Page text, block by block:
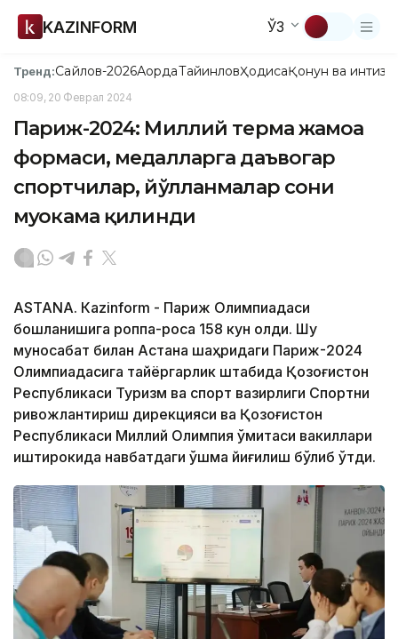
KAZINFORM ЎЗ
Тренд:Сайлов-2026АқордаТайинловҲодисаҚонун ва
08:09, 20 Феврал 2024
Париж-2024: Миллий терма жамоа
формаси, медалларга даъвогар
спортчилар, йўлланмалар сони
муҳокама қилинди
ASTANА. Кazinform - Париж Олимпиадаси
бошланишига роппа-роса 158 кун қолди. Шу
муносабат билан Астана шаҳридаги Париж-2024
Олимпиадасига тайёргарлик штабида Қозоғистон
Республикаси Туризм ва спорт вазирлиги Спортни
ривожлантириш дирекцияси ва Қозоғистон
Республикаси Миллий Олимпия қўмитаси вакиллари
иштирокида навбатдаги қўшма йиғилиш бўлиб ўтди.